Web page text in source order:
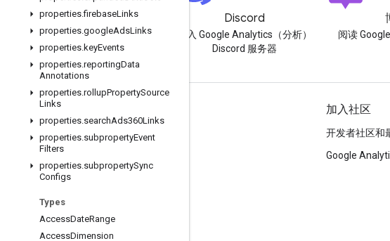
properties.firebaseLinks
properties.googleAdsLinks
properties.keyEvents
properties.reportingData
Annotations
properties.rollupPropertySource
Links
properties.searchAds360Links
properties.subpropertyEvent
Filters
properties.subpropertySync
Configs
Types
AccessDateRange
AccessDimension
简报
订阅 Google Analytics（分析）
开发者简报
Discord
加入 Google Analytics（分析）
Discord 服务器
阅读
帮助中心
开发者网站
版本说明
获取帮助
报告问题
加入社区
开发者社区和
Google